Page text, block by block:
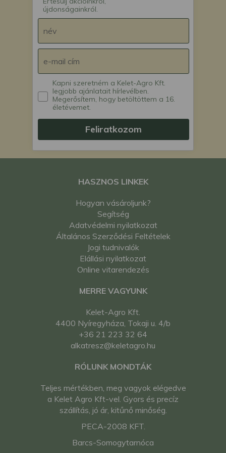
újdonságainkról.
Kapni szeretném a Kelet-Agro Kft.
legjobb ajánlatait hírlevélben.
Megerősítem, hogy betöltöttem a 16.
életévemet.
Feliratkozom
HASZNOS LINKEK
Hogyan vásároljunk?
Segítség
Adatvédelmi nyilatkozat
Általános Szerződési Feltételek
Jogi tudnivalók
Elállási nyilatkozat
Online vitarendezés
MERRE VAGYUNK
Kelet-Agro Kft.
4400 Nyíregyháza, Tokaji u. 4/b
+36 21 223 32 64
alkatresz@keletagro.hu
RÓLUNK MONDTÁK
Teljes mértékben, meg vagyok elégedve
a Kelet Agro Kft-vel. Gyors és precíz
szállítás, jó ár, kitűnő minőség.
PECA-2008 KFT.
Barcs-Somogytarnóca